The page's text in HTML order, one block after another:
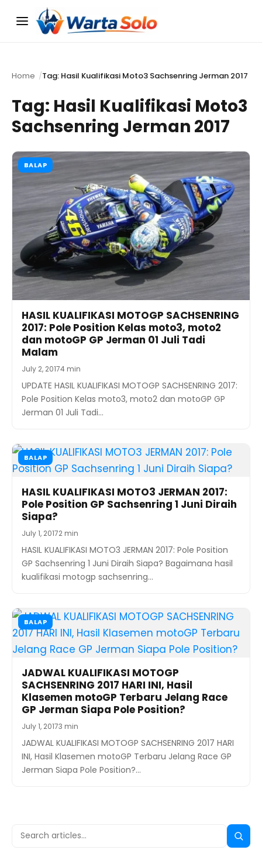
Menu
Home Tag: Hasil Kualifikasi Moto3 Sachsenring Jerman 2017
Tag: Hasil Kualifikasi Moto3
Sachsenring Jerman 2017
BALAP
HASIL KUALIFIKASI MOTOGP SACHSENRING
2017: Pole Position Kelas moto3, moto2
dan motoGP GP Jerman 01 Juli Tadi
Malam
July 2, 20174 min
UPDATE HASIL KUALIFIKASI MOTOGP SACHSENRING 2017:
Pole Position Kelas moto3, moto2 dan motoGP GP
Jerman 01 Juli Tadi…
BALAP
HASIL KUALIFIKASI MOTO3 JERMAN 2017:
Pole Position GP Sachsenring 1 Juni Diraih
Siapa?
July 1, 20172 min
HASIL KUALIFIKASI MOTO3 JERMAN 2017: Pole Position
GP Sachsenring 1 Juni Diraih Siapa? Bagaimana hasil
kualifikasi motogp sachsenring…
BALAP
JADWAL KUALIFIKASI MOTOGP
SACHSENRING 2017 HARI INI, Hasil
Klasemen motoGP Terbaru Jelang Race
GP Jerman Siapa Pole Position?
July 1, 20173 min
JADWAL KUALIFIKASI MOTOGP SACHSENRING 2017 HARI
INI, Hasil Klasemen motoGP Terbaru Jelang Race GP
Jerman Siapa Pole Position?…
Search
Search